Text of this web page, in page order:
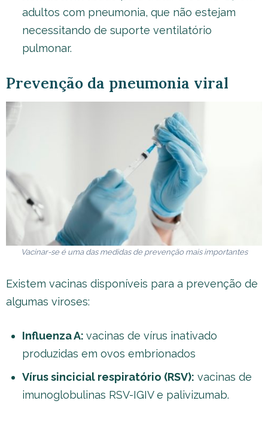
adultos com pneumonia, que não estejam
necessitando de suporte ventilatório
pulmonar.
Prevenção da pneumonia viral
Vacinar-se é uma das medidas de prevenção mais importantes
Existem vacinas disponíveis para a prevenção de
algumas viroses:
Influenza A: vacinas de vírus inativado
produzidas em ovos embrionados
Vírus sincicial respiratório (RSV): vacinas de
imunoglobulinas RSV-IGIV e palivizumab.